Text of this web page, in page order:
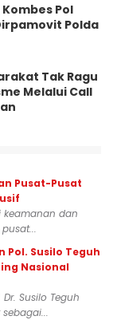
Pol
Polda
Tak Ragu
Melalui Call
Pusat-Pusat
keamanan dan
Pol. Susilo Teguh
Nasional
Susilo Teguh